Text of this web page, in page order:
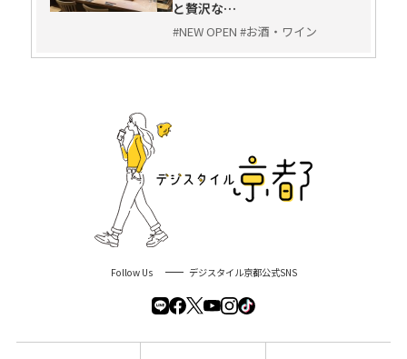
と贅沢な…
#NEW OPEN #お酒・ワイン
Follow Us デジスタイル京都公式SNS